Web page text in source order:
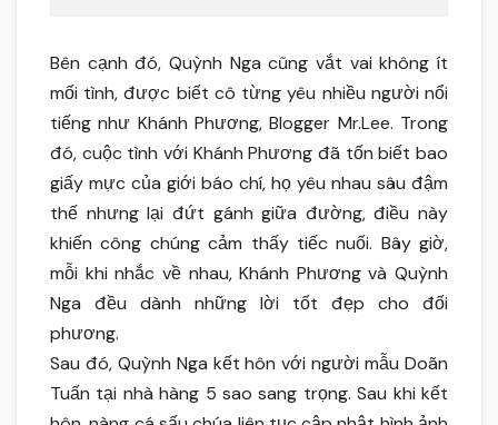
Bên cạnh đó, Quỳnh Nga cũng vắt vai không ít
mối tình, được biết cô từng yêu nhiều người nổi
tiếng như Khánh Phương, Blogger Mr.Lee. Trong
đó, cuộc tình với Khánh Phương đã tốn biết bao
giấy mực của giới báo chí, họ yêu nhau sâu đậm
thế nhưng lại đứt gánh giữa đường, điều này
khiến công chúng cảm thấy tiếc nuối. Bây giờ,
mỗi khi nhắc về nhau, Khánh Phương và Quỳnh
Nga đều dành những lời tốt đẹp cho đối
phương.
Sau đó, Quỳnh Nga kết hôn với người mẫu Doãn
Tuấn tại nhà hàng 5 sao sang trọng. Sau khi kết